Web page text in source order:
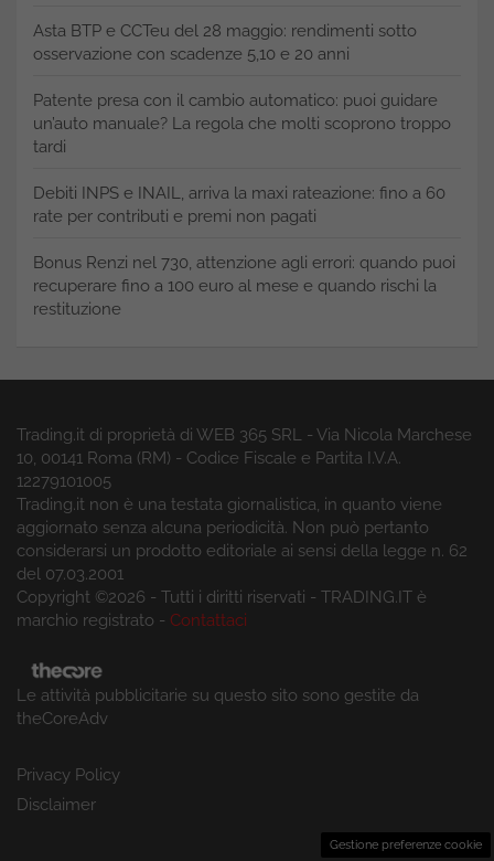
Asta BTP e CCTeu del 28 maggio: rendimenti sotto
osservazione con scadenze 5,10 e 20 anni
Patente presa con il cambio automatico: puoi guidare
un’auto manuale? La regola che molti scoprono troppo
tardi
Debiti INPS e INAIL, arriva la maxi rateazione: fino a 60
rate per contributi e premi non pagati
Bonus Renzi nel 730, attenzione agli errori: quando puoi
recuperare fino a 100 euro al mese e quando rischi la
restituzione
Trading.it di proprietà di WEB 365 SRL - Via Nicola Marchese
10, 00141 Roma (RM) - Codice Fiscale e Partita I.V.A.
12279101005
Trading.it non è una testata giornalistica, in quanto viene
aggiornato senza alcuna periodicità. Non può pertanto
considerarsi un prodotto editoriale ai sensi della legge n. 62
del 07.03.2001
Copyright ©2026 - Tutti i diritti riservati - TRADING.IT è
marchio registrato - Contattaci
Le attività pubblicitarie su questo sito sono gestite da
theCoreAdv
Privacy Policy
Disclaimer
Gestione preferenze cookie